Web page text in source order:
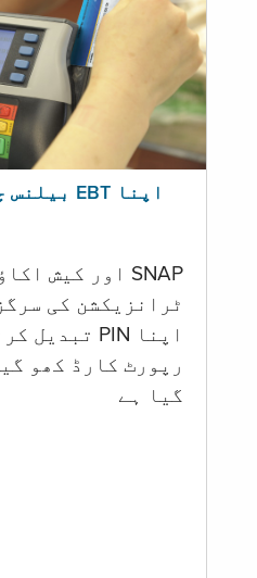
اپنا EBT بیلنس چیک کریں
SNAP اور کیش اکاؤنٹ
ٹرانزیکشن کی
اپنا PIN تبدیل کرنا
رپورٹ کارڈ کھو
گيا ہے